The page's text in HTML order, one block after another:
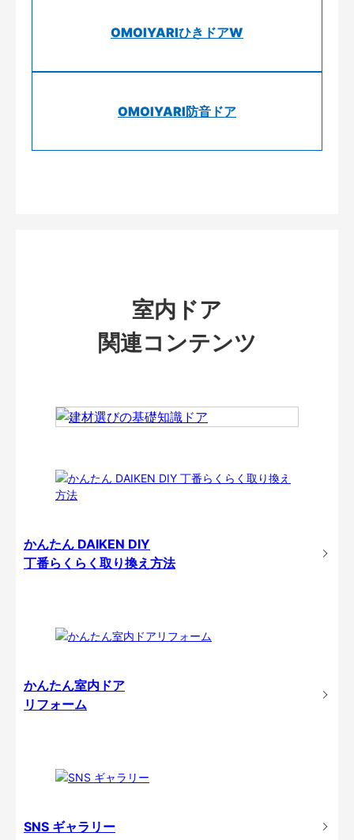
OMOIYARIひきドアW
OMOIYARI防音ドア
室内ドア
関連コンテンツ
かんたん DAIKEN DIY
丁番らくらく取り換え方法
かんたん室内ドア
リフォーム
SNS ギャラリー